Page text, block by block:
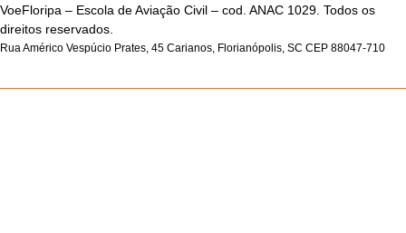
VoeFloripa – Escola de Aviação Civil – cod. ANAC 1029. Todos os
direitos reservados.
Rua Américo Vespúcio Prates, 45 Carianos, Florianópolis, SC CEP 88047-710